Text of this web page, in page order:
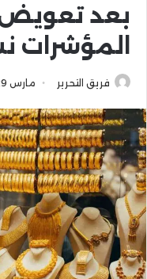
بعد
المؤشرات
فريق التحرير مارس 29, 2026